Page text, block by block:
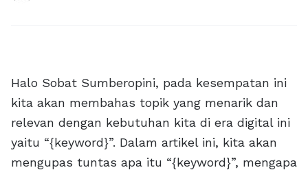
Halo Sobat Sumberopini, pada kesempatan ini
kita akan membahas topik yang menarik dan
relevan dengan kebutuhan kita di era digital ini
yaitu “{keyword}”. Dalam artikel ini, kita akan
mengupas tuntas apa itu “{keyword}”, mengapa